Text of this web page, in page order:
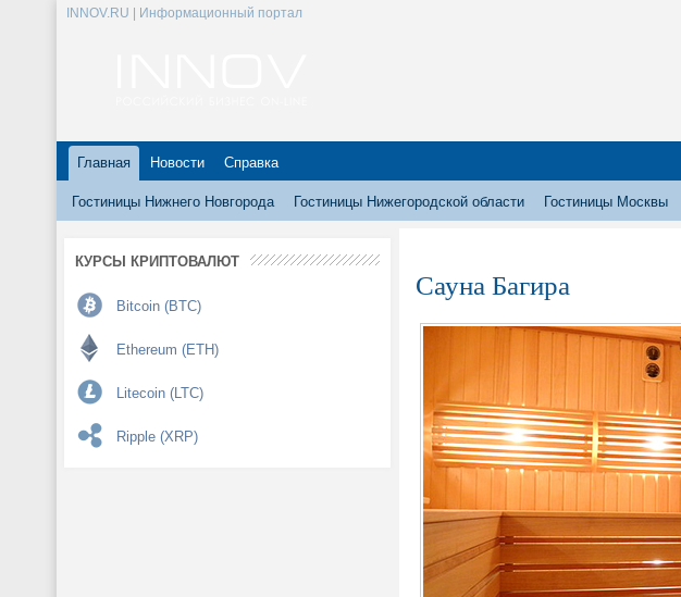
INNOV.RU | Информационный портал
Главная Новости Справка
Гостиницы Нижнего Новгорода Гостиницы Нижегородской области Гостиницы Москвы
КУРСЫ КРИПТОВАЛЮТ
Bitcoin (BTC)
Ethereum (ETH)
Litecoin (LTC)
Ripple (XRP)
Сауна Багира